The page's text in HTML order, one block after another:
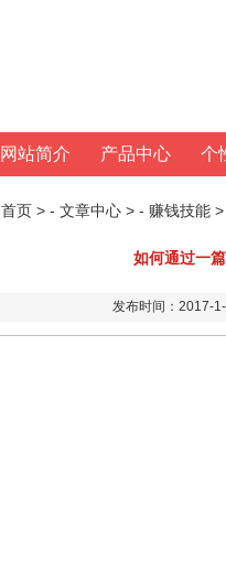
网站简介 产品中心 个
首页 > - 文章中心 > - 赚钱技能
如何通过一
发布时间：2017-